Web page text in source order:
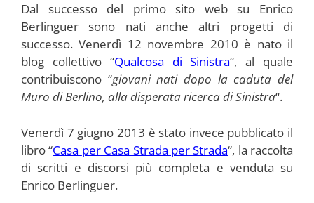
Dal successo del primo sito web su Enrico
Berlinguer sono nati anche altri progetti di
successo. Venerdì 12 novembre 2010 è nato il
blog collettivo “Qualcosa di Sinistra“, al quale
contribuiscono “giovani nati dopo la caduta del
Muro di Berlino, alla disperata ricerca di Sinistra“.
Venerdì 7 giugno 2013 è stato invece pubblicato il
libro “Casa perCasa Strada per Strada“, la raccolta
di scritti e discorsi più completa e venduta su
Enrico Berlinguer.